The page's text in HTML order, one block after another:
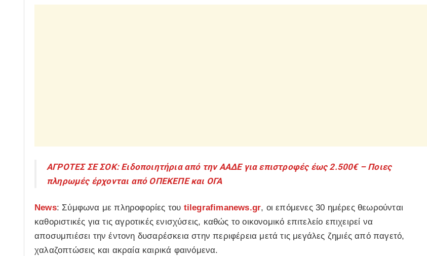
ΑΓΡΟΤΕΣ ΣΕ ΣΟΚ: Ειδοποιητήρια από την ΑΑΔΕ για επιστροφές έως 2.500€ – Ποιες
πληρωμές έρχονται από ΟΠΕΚΕΠΕ και ΟΓΑ
News: Σύμφωνα με πληροφορίες του tilegrafimanews.gr, οι επόμενες 30 ημέρες θεωρούνται
καθοριστικές για τις αγροτικές ενισχύσεις, καθώς το οικονομικό επιτελείο επιχειρεί να
αποσυμπιέσει την έντονη δυσαρέσκεια στην περιφέρεια μετά τις μεγάλες ζημιές από παγετό,
χαλαζοπτώσεις και ακραία καιρικά φαινόμενα.